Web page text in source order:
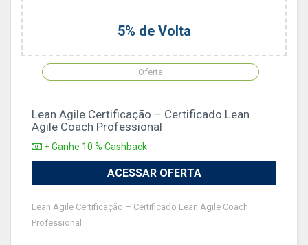
5% de Volta
Oferta
Lean Agile Certificação – Certificado Lean
Agile Coach Professional
+ Ganhe 10 % Cashback
ACESSAR OFERTA
Lean Agile Certificação – Certificado Lean Agile Coach
Professional